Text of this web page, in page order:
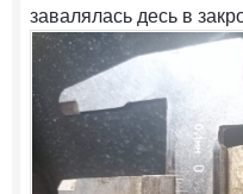
завалялась десь в